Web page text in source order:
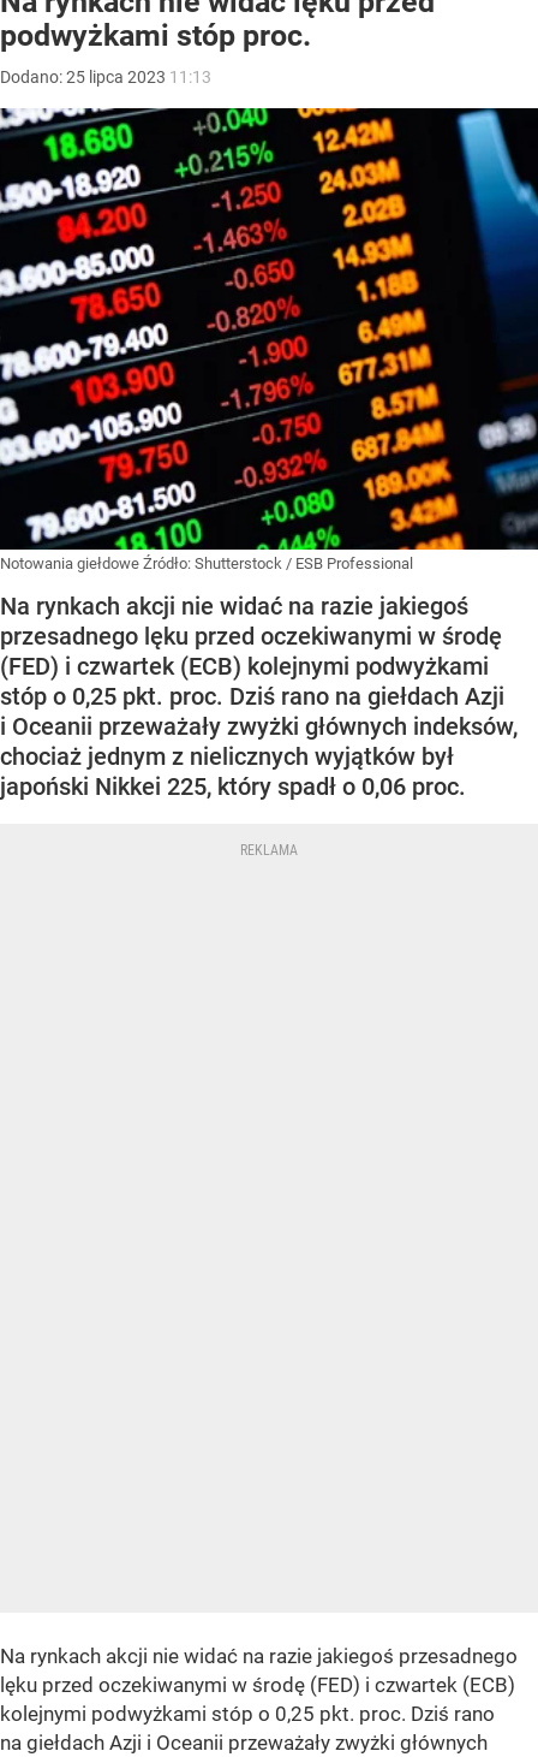
podwyżkami stóp proc.
Dodano:25 lipca 2023 11:13
Notowania giełdowe Źródło: Shutterstock / ESB Professional
Na rynkach akcji nie widać na razie jakiegoś
przesadnego lęku przed oczekiwanymi w środę
(FED) i czwartek (ECB) kolejnymi podwyżkami
stóp o 0,25 pkt. proc. Dziś rano na giełdach Azji
i Oceanii przeważały zwyżki głównych indeksów,
chociaż jednym z nielicznych wyjątków był
japoński Nikkei 225, który spadł o 0,06 proc.
Na rynkach akcji nie widać na razie jakiegoś przesadnego
lęku przed oczekiwanymi w środę (FED) i czwartek (ECB)
kolejnymi podwyżkami stóp o 0,25 pkt. proc. Dziś rano
na giełdach Azji i Oceanii przeważały zwyżki głównych